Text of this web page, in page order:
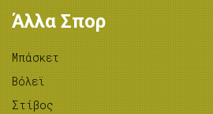
Άλλα Σπορ
Μπάσκετ
Βόλεϊ
Στίβος